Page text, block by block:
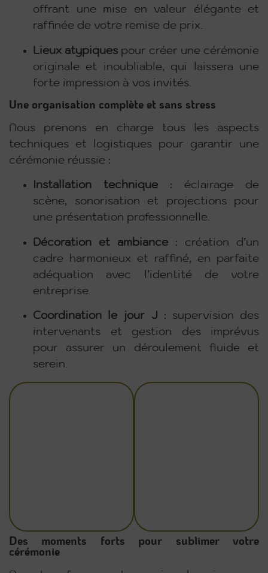
offrant une mise en valeur élégante et
raffinée de votre remise de prix.
Lieux atypiques pour créer une cérémonie
originale et inoubliable, qui laissera une
forte impression à vos invités.
Une organisation complète et sans stress
Nous prenons en charge tous les aspects
techniques et logistiques pour garantir une
cérémonie réussie :
Installation technique : éclairage de
scène, sonorisation et projections pour
une présentation professionnelle.
Décoration et ambiance : création d’un
cadre harmonieux et raffiné, en parfaite
adéquation avec l’identité de votre
entreprise.
Coordination le jour J : supervision des
intervenants et gestion des imprévus
pour assurer un déroulement fluide et
serein.
Des moments forts pour sublimer votre
cérémonie